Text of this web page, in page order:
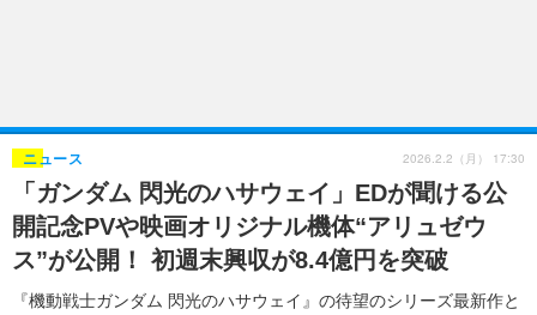
ゲーム グッズ
イベント 海外
海外イベント ビジネス
俳優・タレント アーティスト
ビジネス
アニメ 実写
書評 イベント
ゲーム 座談会
動画
アニメ 映画/ドラマ
アニメ！アニメ！TV ABEMA Cafe
連載・コラム
「ガンダム 閃光のハサウェイ」EDが聞ける公
開記念PVや映画オリジナル機体“アリュゼウ
ス”が公開！ 初週末興収が8.4億円を突破
『機動戦士ガンダム 閃光のハサウェイ』の待望のシリーズ最新作と
ニュース 2026.2.2（月） 17:30